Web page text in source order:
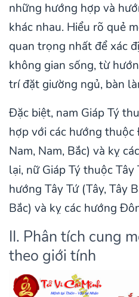
những hướng hợp và
khác nhau. Hiểu rõ quẻ
quan trọng nhất để xác
không gian sống, từ
trí đặt giường ngủ, bàn
Đặc biệt, nam Giáp Tý
hợp với các hướng
Nam, Nam, Bắc) và kỵ
lại, nữ Giáp Tý thuộc
hướng Tây Tứ (Tây, Tây
Bắc) và kỵ các hướng
II. Phân tích cung
theo giới tính